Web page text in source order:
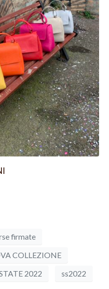
firmate
COLLEZIONE
2022 ss2022